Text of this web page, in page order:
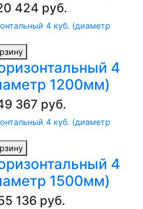
424 руб.
4
1200мм)
367 руб.
4
1500мм)
136 руб.